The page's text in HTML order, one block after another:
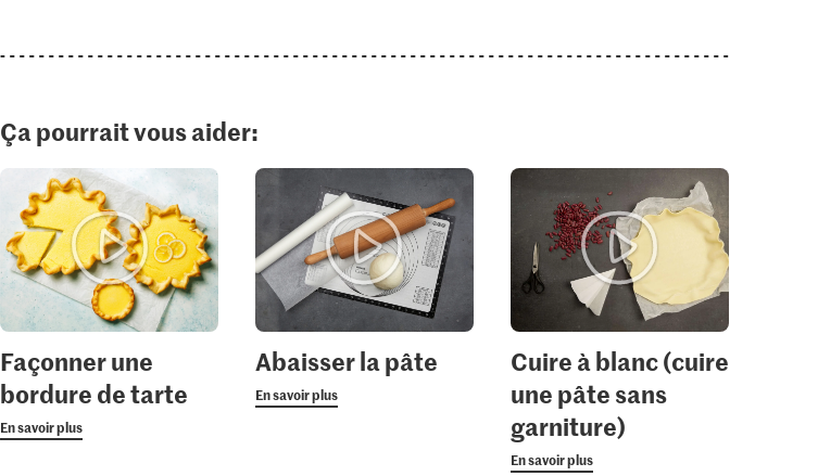
Ça pourrait vous aider:
Façonner une
bordure de tarte
En savoir plus
Abaisser la pâte
En savoir plus
Cuire à blanc (cuire
une pâte sans
garniture)
En savoir plus